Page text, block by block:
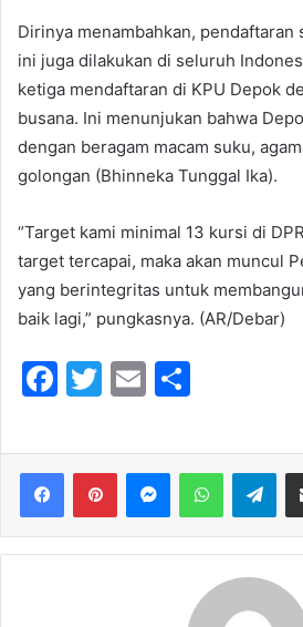
Dirinya menambahkan, pendaftaran
ini juga dilakukan di seluruh
ketiga mendaftaran di KPU Depok
busana. Ini menunjukan bahwa
dengan beragam macam suku,
golongan (Bhinneka Tunggal Ika).
“Target kami minimal 13 kursi di
target tercapai, maka akan muncul
yang berintegritas untuk
baik lagi,” pungkasnya. (AR/Debar)
F
c
e
b
o
T
itt
er
E
ai
l
ar
e
Telegram